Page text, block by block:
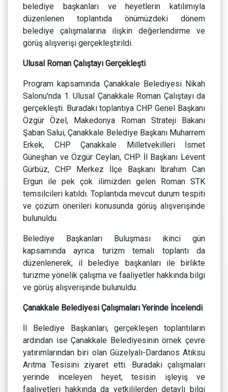
belediye başkanları ve heyetlerin katılımıyla
düzenlenen toplantıda önümüzdeki dönem
belediye çalışmalarına ilişkin değerlendirme ve
görüş alışverişi gerçekleştirildi.
Ulusal Roman Çalıştayı Gerçekleşti
Program kapsamında Çanakkale Belediyesi Nikah
Salonu'nda 1. Ulusal Çanakkale Roman Çalıştayı da
gerçekleşti. Buradaki toplantıya CHP Genel Başkanı
Özgür Özel, Makedonya Roman Strateji Bakanı
Şaban Salui, Çanakkale Belediye Başkanı Muharrem
Erkek, CHP Çanakkale Milletvekilleri İsmet
Güneşhan ve Özgür Ceylan, CHP İl Başkanı Levent
Gürbüz, CHP Merkez İlçe Başkanı İbrahim Can
Ergun ile pek çok ilimizden gelen Roman STK
temsilcileri katıldı. Toplantıda mevcut durum tespiti
ve çözüm önerileri konusunda görüş alışverişinde
bulunuldu.
Belediye Başkanları Buluşması ikinci gün
kapsamında ayrıca turizm temalı toplantı da
düzenlenerek, il belediye başkanları ile birlikte
turizme yönelik çalışma ve faaliyetler hakkında bilgi
ve görüş alışverişinde bulunuldu.
Çanakkale Belediyesi Çalışmaları Yerinde İncelendi
İl Belediye Başkanları, gerçekleşen toplantıların
ardından ise Çanakkale Belediyesinin örnek çevre
yatırımlarından biri olan Güzelyalı-Dardanos Atıksu
Arıtma Tesisini ziyaret etti. Buradaki çalışmaları
yerinde inceleyen heyet, tesisin işleyiş ve
faaliyetleri hakkında da yetkililerden detaylı bilgi